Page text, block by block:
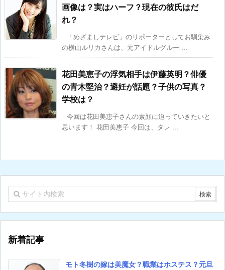
画像は？実はハーフ？現在の彼氏はだ
れ？
「めざましテレビ」のリポーターとしてお馴染み
の横山ルリカさんは、元アイドルグルー ...
花田美恵子の浮気相手は伊藤英明？俳優
の青木堅治？避妊が話題？子供の写真？
学校は？
今回は花田美恵子さんの素顔に迫っていきたいと
思います！ 花田美恵子 今回は、タレ ...
新着記事
モト冬樹の嫁は美魔女？職業はホステス？元旦